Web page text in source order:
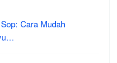
Cara Mudah